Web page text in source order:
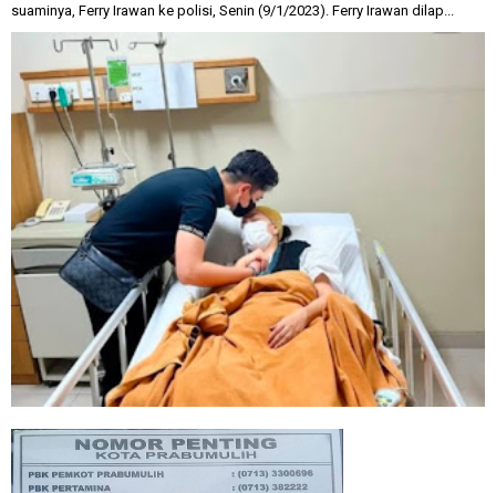
suaminya, Ferry Irawan ke polisi, Senin (9/1/2023). Ferry Irawan dilap...